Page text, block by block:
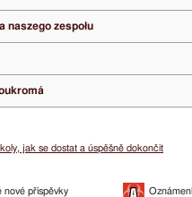
naszego zespołu
jak se dostat a úspěšně dokončit
nové příspěvky Oznámení